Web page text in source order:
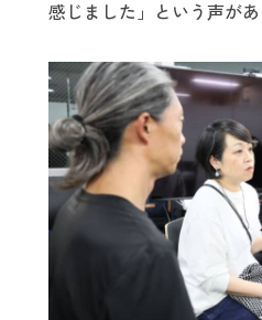
感じました」という声があ